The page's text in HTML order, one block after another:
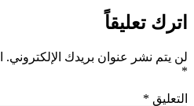
اترك تعليقاً
لن يتم نشر عنوان بريدك الإلكتروني.
*
التعليق *